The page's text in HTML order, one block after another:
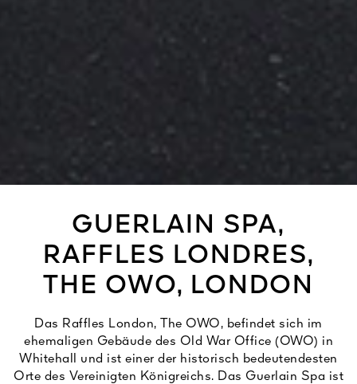
GUERLAIN SPA,
RAFFLES LONDRES,
THE OWO, LONDON
Das Raffles London, The OWO, befindet sich im
ehemaligen Gebäude des Old War Office (OWO) in
Whitehall und ist einer der historisch bedeutendesten
Orte des Vereinigten Königreichs. Das Guerlain Spa ist